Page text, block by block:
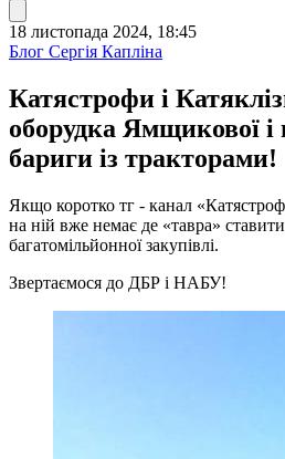
18 листопада 2024, 18:45
Блог Сергія Капліна
Катястрофи і
оборудка Ямщикової і
бариги із тракторами!
Якщо коротко тг - канал
на ній вже немає де «тавра» ставити
багатомільйонної закупівлі.
Звертаємося до ДБР і НАБУ!